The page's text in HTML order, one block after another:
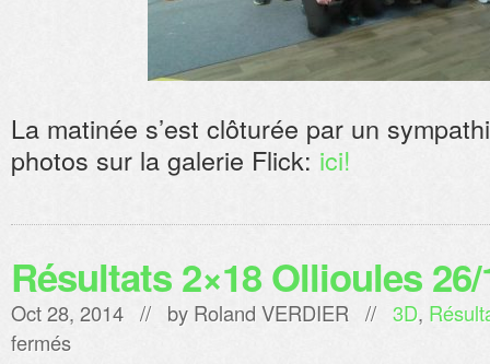
La matinée s’est clôturée par un
photos sur la galerie Flick: ici!
Résultats 2×18 Ollioules 26/
Oct 28, 2014 // by Roland VERDIER // 3D,
fermésRésultats